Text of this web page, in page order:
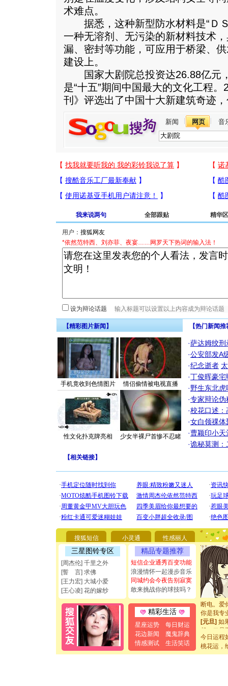
术难点。
据悉，这种新型防水材料是“Ｄ
一种无溶剂、无污染的新材料技术
漏、密封等功能，可应用于桥梁、
建设上。
国家大剧院总投资达26.88亿元
是“十五”期间中国最大的文化工程
刊》评选出了中国十大新建筑奇迹
新闻 网页 音
我来说两句 全部跟贴 精华区
用户：
*依然范特西、刘亦菲、夜宴……网罗天下热词的输入法！
设为辩论话题
【精彩图片新闻】
手机竟收到色情图片 情侣偷情被电视直播
性文化扑克牌亮相 少女半裸尸首惨不忍睹
【热门新闻
·萨达姆绞刑
·公安部发A
·纪念逝者
·丁俊晖豪
·野生东北
·专家辩论伪
·校花口述：
·女白领祼体
·曹颖印小天
·诡秘莫测：
【相关链接】
搜狐短信 小灵通 性感丽人
三星图铃专区
[周杰伦] 千里之外
[誓 言] 求佛
[王力宏] 大城小爱
[王心凌] 花的嫁纱
精品专题推荐
短信企业通秀百变功能
浪漫情怀一起漫步音乐
同城约会今夜告别寂寞
敢来挑战你的球技吗？
精彩生活
星座运势
每日财运
花边新闻
魔鬼辞典
情感测试
生活笑话
你太多，
要平安
[圣诞节]
能正大光
都要快乐
[圣诞节]
如意,快
[元旦]看
断电。爱
你是我专
[元旦]如
起；二是
离。水晶
[元旦]当
泣，这痛
今日运程
桃花运，